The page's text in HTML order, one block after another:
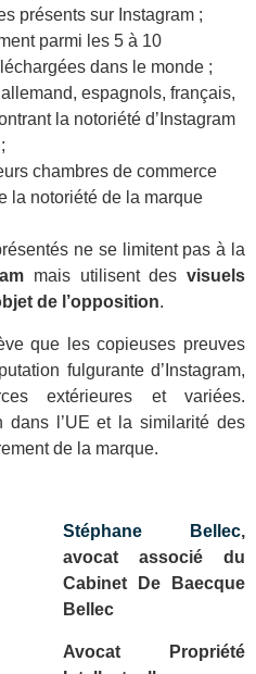
présents sur Instagram ;
parmi les 5 à 10
dans le monde ;
espagnols, français,
la notoriété d’Instagram
chambres de commerce
la notoriété de la marque
ne se limitent pas à la
mais utilisent desvisuels
de l’opposition.
que les copieuses preuves
fulgurante d’Instagram,
extérieures et variées.
dans l’UE et la similarité des
de la marque.
Stéphane Bellec,
avocat associé du
Cabinet De Baecque
Bellec
Avocat Propriété